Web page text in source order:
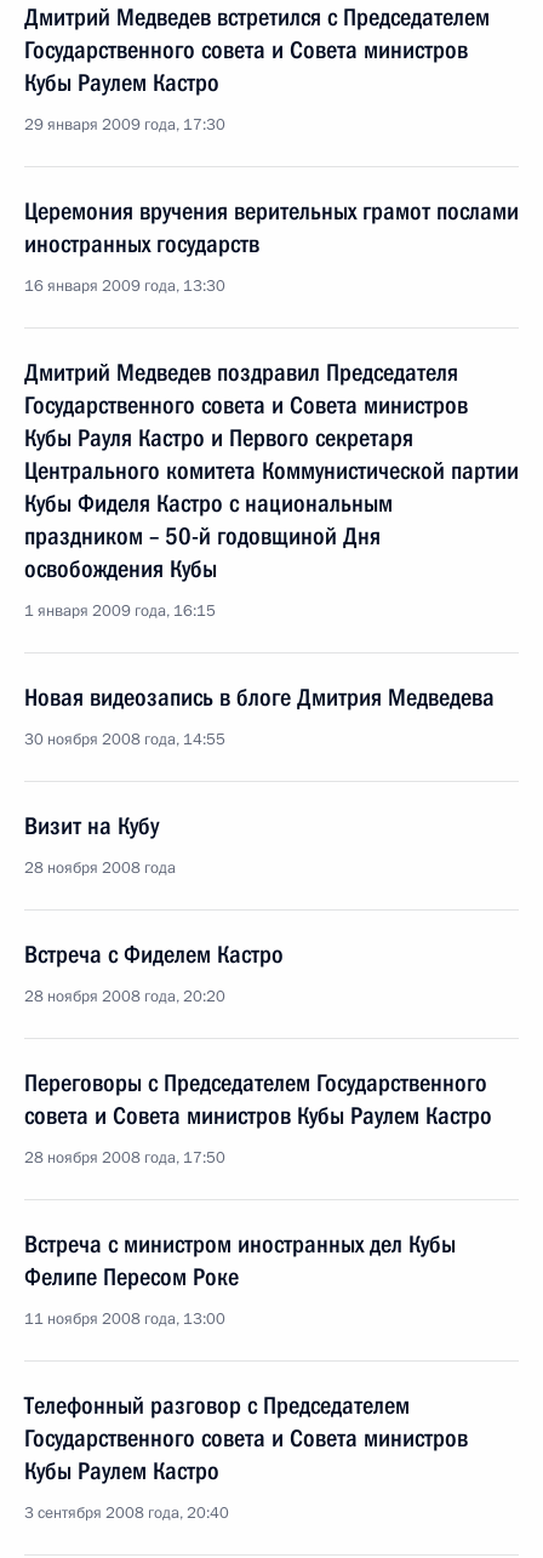
Дмитрий Медведев встретился с Председателем
Государственного совета и Совета министров
Кубы Раулем Кастро
29 января 2009 года, 17:30
Церемония вручения верительных грамот послами
иностранных государств
16 января 2009 года, 13:30
Дмитрий Медведев поздравил Председателя
Государственного совета и Совета министров
Кубы Рауля Кастро и Первого секретаря
Центрального комитета Коммунистической партии
Кубы Фиделя Кастро с национальным
праздником – 50-й годовщиной Дня
освобождения Кубы
1 января 2009 года, 16:15
Новая видеозапись в блоге Дмитрия Медведева
30 ноября 2008 года, 14:55
Визит на Кубу
28 ноября 2008 года
Встреча с Фиделем Кастро
28 ноября 2008 года, 20:20
Переговоры с Председателем Государственного
совета и Совета министров Кубы Раулем Кастро
28 ноября 2008 года, 17:50
Встреча с министром иностранных дел Кубы
Фелипе Пересом Роке
11 ноября 2008 года, 13:00
Телефонный разговор с Председателем
Государственного совета и Совета министров
Кубы Раулем Кастро
3 сентября 2008 года, 20:40